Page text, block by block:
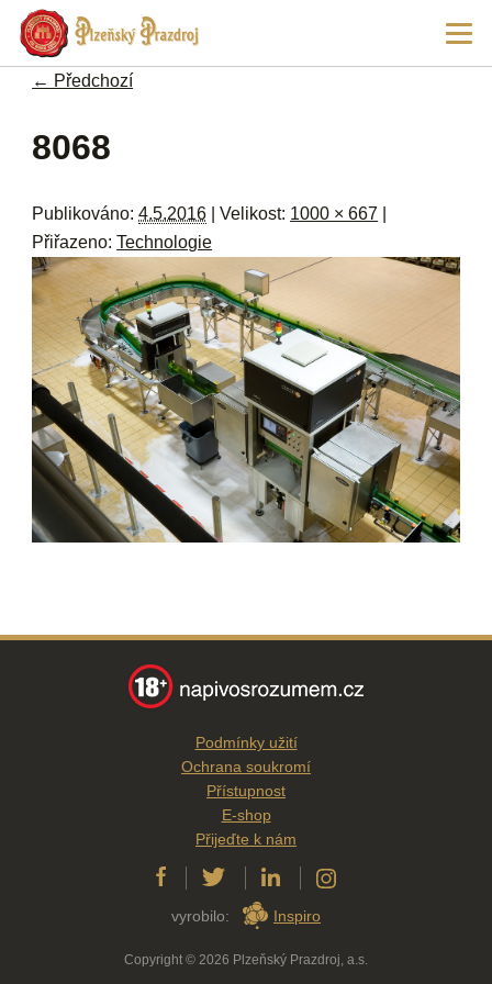
← Předchozí
8068
Publikováno:4.5.2016 | Velikost: 1000 × 667
Přiřazeno:Technologie
Podmínky užití
Ochrana soukromí
Přístupnost
E-shop
Přijeďte k nám
vyrobilo: Inspiro
Copyright © 2026 Plzeňský Prazdroj, a.s.